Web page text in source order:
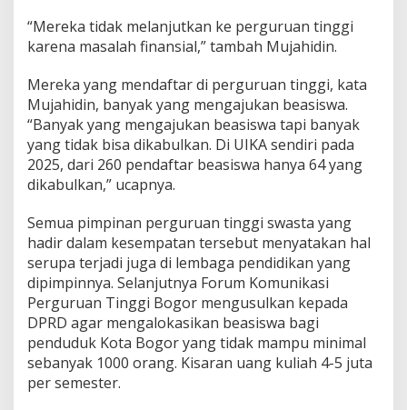
i
s
w
“Mereka tidak melanjutkan ke perguruan tinggi
karena masalah finansial,” tambah Mujahidin.
Mereka yang mendaftar di perguruan tinggi, kata
Mujahidin, banyak yang mengajukan beasiswa.
“Banyak yang mengajukan beasiswa tapi banyak
yang tidak bisa dikabulkan. Di UIKA sendiri pada
2025, dari 260 pendaftar beasiswa hanya 64 yang
dikabulkan,” ucapnya.
Semua pimpinan perguruan tinggi swasta yang
hadir dalam kesempatan tersebut menyatakan hal
serupa terjadi juga di lembaga pendidikan yang
dipimpinnya. Selanjutnya Forum Komunikasi
Perguruan Tinggi Bogor mengusulkan kepada
DPRD agar mengalokasikan beasiswa bagi
penduduk Kota Bogor yang tidak mampu minimal
sebanyak 1000 orang. Kisaran uang kuliah 4-5 juta
per semester.